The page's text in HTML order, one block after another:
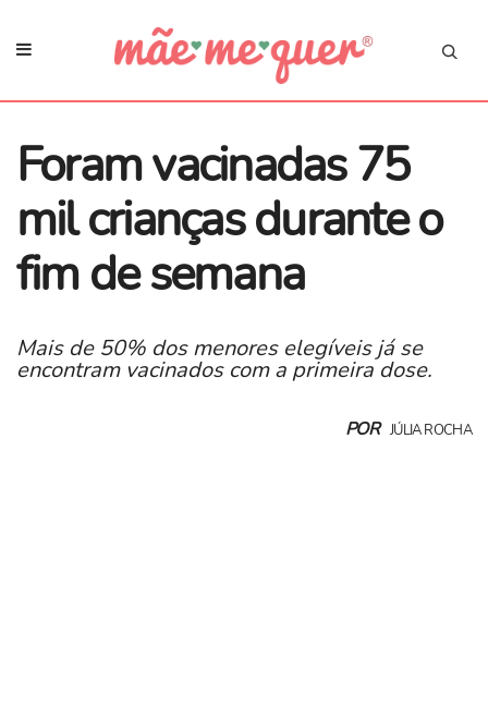
Foram vacinadas 75
mil crianças durante o
fim de semana
Mais de 50% dos menores elegíveis já se
encontram vacinados com a primeira dose.
POR JÚLIA ROCHA